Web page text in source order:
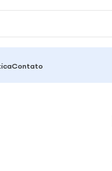
Contato